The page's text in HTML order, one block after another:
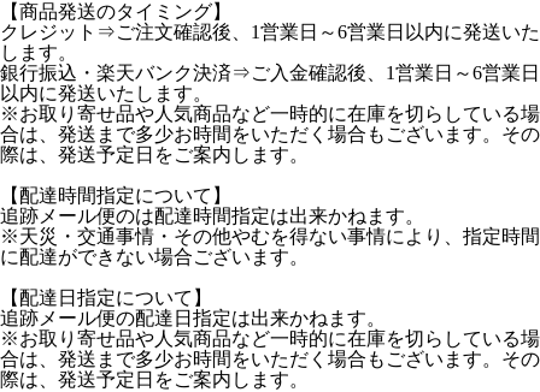
【商品発送のタイミング】
クレジット⇒ご注文確認後、1営業日～6営業日以内に発送いた
します。
銀行振込・楽天バンク決済⇒ご入金確認後、1営業日～6営業日
以内に発送いたします。
※お取り寄せ品や人気商品など一時的に在庫を切らしている場
合は、発送まで多少お時間をいただく場合もございます。その
際は、発送予定日をご案内します。
【配達時間指定について】
追跡メール便のは配達時間指定は出来かねます。
※天災・交通事情・その他やむを得ない事情により、指定時間
に配達ができない場合ございます。
【配達日指定について】
追跡メール便の配達日指定は出来かねます。
※お取り寄せ品や人気商品など一時的に在庫を切らしている場
合は、発送まで多少お時間をいただく場合もございます。その
際は、発送予定日をご案内します。